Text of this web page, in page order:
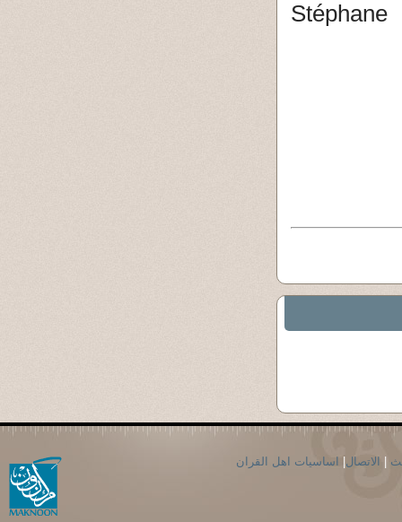
Stéphane
| الاتصال| اساسيات اهل القران